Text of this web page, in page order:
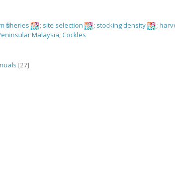
fisheries ; site selection ; stocking density ;
Malaysia;Cockles
[27]